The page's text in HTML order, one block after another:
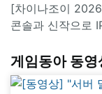
[차이나조이
콘솔과 신작으로
게임동아 동영